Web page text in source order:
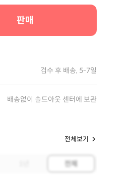
판매
검수 후 배송, 5-7일
배송없이 솔드아웃 센터에 보관
전체보기
전체